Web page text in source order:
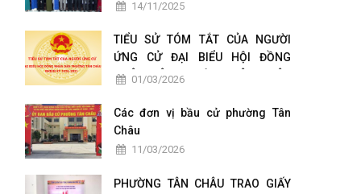
14/11/2025
TIỂU SỬ TÓM TẮT CỦA NGƯỜI
ỨNG CỬ ĐẠI BIỂU HỘI ĐỒNG
NHÂN DÂN PHƯỜNG TÂN CHÂU
01/03/2026
Các đơn vị bầu cử phường Tân
Châu
11/03/2026
PHƯỜNG TÂN CHÂU TRAO GIẤY